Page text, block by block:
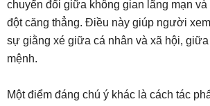
chuyển đổi giữa không gian lãng mạn
đột căng thẳng. Điều này giúp người
sự giằng xé giữa cá nhân và xã hội,
mệnh.
Một điểm đáng chú ý khác là cách tác